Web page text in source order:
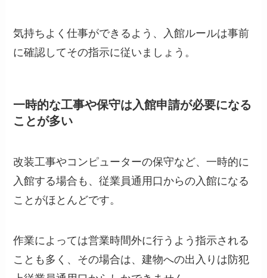
気持ちよく仕事ができるよう、入館ルールは事前
に確認してその指示に従いましょう。
一時的な工事や保守は入館申請が必要になる
ことが多い
改装工事やコンピューターの保守など、一時的に
入館する場合も、従業員通用口からの入館になる
ことがほとんどです。
作業によっては営業時間外に行うよう指示される
ことも多く、その場合は、建物への出入りは防犯